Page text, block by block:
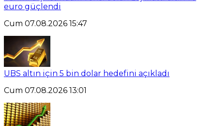
euro güçlendi
Cum 07.08.2026 15:47
UBS altın için 5 bin dolar hedefini açıkladı
Cum 07.08.2026 13:01